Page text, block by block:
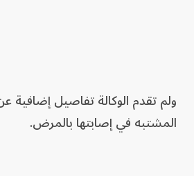
ولم تقدم الوكالة تفاصيل إضافية
المشتبه في إصابتها بالمرض.